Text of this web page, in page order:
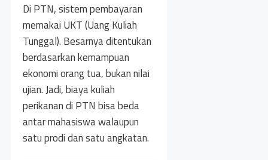
Di PTN, sistem pembayaran
memakai UKT (Uang Kuliah
Tunggal). Besarnya ditentukan
berdasarkan kemampuan
ekonomi orang tua, bukan nilai
ujian. Jadi, biaya kuliah
perikanan di PTN bisa beda
antar mahasiswa walaupun
satu prodi dan satu angkatan.